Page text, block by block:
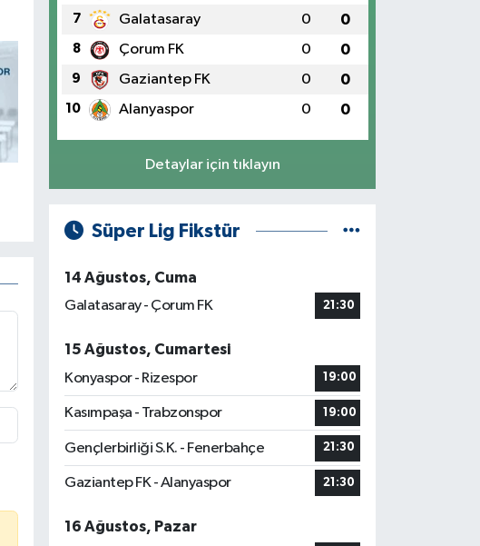
7 Galatasaray 0 0
8 Çorum FK 0 0
9 Gaziantep FK 0 0
10 Alanyaspor 0 0
Detaylar için tıklayın
Süper Lig Fikstür
14 Ağustos, Cuma
Galatasaray - Çorum FK
21:30
15 Ağustos, Cumartesi
Konyaspor - Rizespor
19:00
Kasımpaşa - Trabzonspor 19:00
Gençlerbirliği S.K. - Fenerbahçe 21:30
Gaziantep FK - Alanyaspor 21:30
16 Ağustos, Pazar